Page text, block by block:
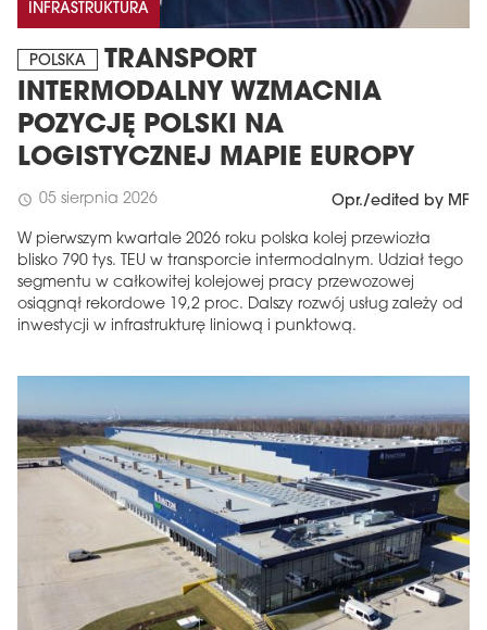
INFRASTRUKTURA
POLSKA
TRANSPORT
INTERMODALNY WZMACNIA
POZYCJĘ POLSKI NA
LOGISTYCZNEJ MAPIE EUROPY
schedule 05 sierpnia 2026 Opr./edited by MF
W pierwszym kwartale 2026 roku polska kolej przewiozła
blisko 790 tys. TEU w transporcie intermodalnym. Udział tego
segmentu w całkowitej kolejowej pracy przewozowej
osiągnął rekordowe 19,2 proc. Dalszy rozwój usług zależy od
inwestycji w infrastrukturę liniową i punktową.